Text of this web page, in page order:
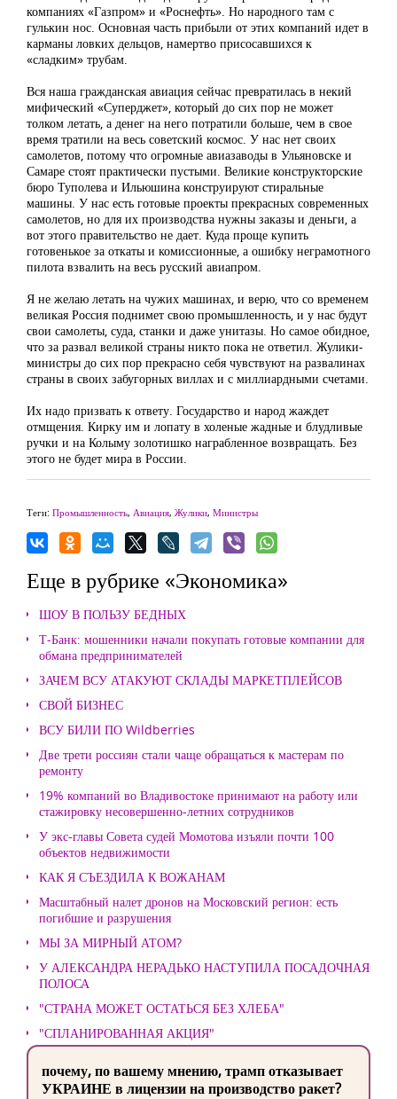
компаниях «Газпром» и «Роснефть». Но народного там с
гулькин нос. Основная часть прибыли от этих компаний идет в
карманы ловких дельцов, намертво присосавшихся к
«сладким» трубам.
Вся наша гражданская авиация сейчас превратилась в некий
мифический «Суперджет», который до сих пор не может
толком летать, а денег на него потратили больше, чем в свое
время тратили на весь советский космос. У нас нет своих
самолетов, потому что огромные авиазаводы в Ульяновске и
Самаре стоят практически пустыми. Великие конструкторские
бюро Туполева и Ильюшина конструируют стиральные
машины. У нас есть готовые проекты прекрасных современных
самолетов, но для их производства нужны заказы и деньги, а
вот этого правительство не дает. Куда проще купить
готовенькое за откаты и комиссионные, а ошибку неграмотного
пилота взвалить на весь русский авиапром.
Я не желаю летать на чужих машинах, и верю, что со временем
великая Россия поднимет свою промышленность, и у нас будут
свои самолеты, суда, станки и даже унитазы. Но самое обидное,
что за развал великой страны никто пока не ответил. Жулики-
министры до сих пор прекрасно себя чувствуют на развалинах
страны в своих забугорных виллах и с миллиардными счетами.
Их надо призвать к ответу. Государство и народ жаждет
отмщения. Кирку им и лопату в холеные жадные и блудливые
ручки и на Колыму золотишко награбленное возвращать. Без
этого не будет мира в России.
Теги: Промышленность, Авиация, Жулики, Министры
Еще в рубрике «Экономика»
ШОУ В ПОЛЬЗУ БЕДНЫХ
Т-Банк: мошенники начали покупать готовые компании для
обмана предпринимателей
ЗАЧЕМ ВСУ АТАКУЮТ СКЛАДЫ МАРКЕТПЛЕЙСОВ
СВОЙ БИЗНЕС
ВСУ БИЛИ ПО Wildberries
Две трети россиян стали чаще обращаться к мастерам по
ремонту
19% компаний во Владивостоке принимают на работу или
стажировку несовершенно-летних сотрудников
У экс-главы Совета судей Момотова изъяли почти 100
объектов недвижимости
КАК Я СЪЕЗДИЛА К ВОЖАНАМ
Масштабный налет дронов на Московский регион: есть
погибшие и разрушения
МЫ ЗА МИРНЫЙ АТОМ?
У АЛЕКСАНДРА НЕРАДЬКО НАСТУПИЛА ПОСАДОЧНАЯ
ПОЛОСА
"СТРАНА МОЖЕТ ОСТАТЬСЯ БЕЗ ХЛЕБА"
"СПЛАНИРОВАННАЯ АКЦИЯ"
почему, по вашему мнению, трамп отказывает
УКРАИНЕ в лицензии на производство ракет?